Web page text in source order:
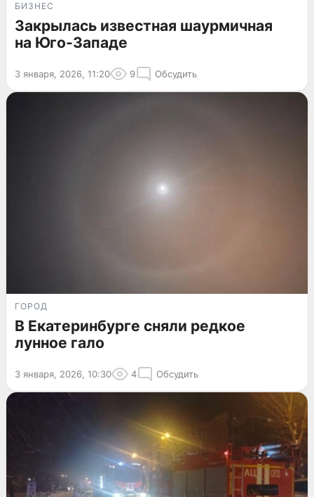
БИЗНЕС
Закрылась известная шаурмичная
на Юго-Западе
3 января, 2026, 11:20 9 Обсудить
ГОРОД
В Екатеринбурге сняли редкое
лунное гало
3 января, 2026, 10:30 4 Обсудить